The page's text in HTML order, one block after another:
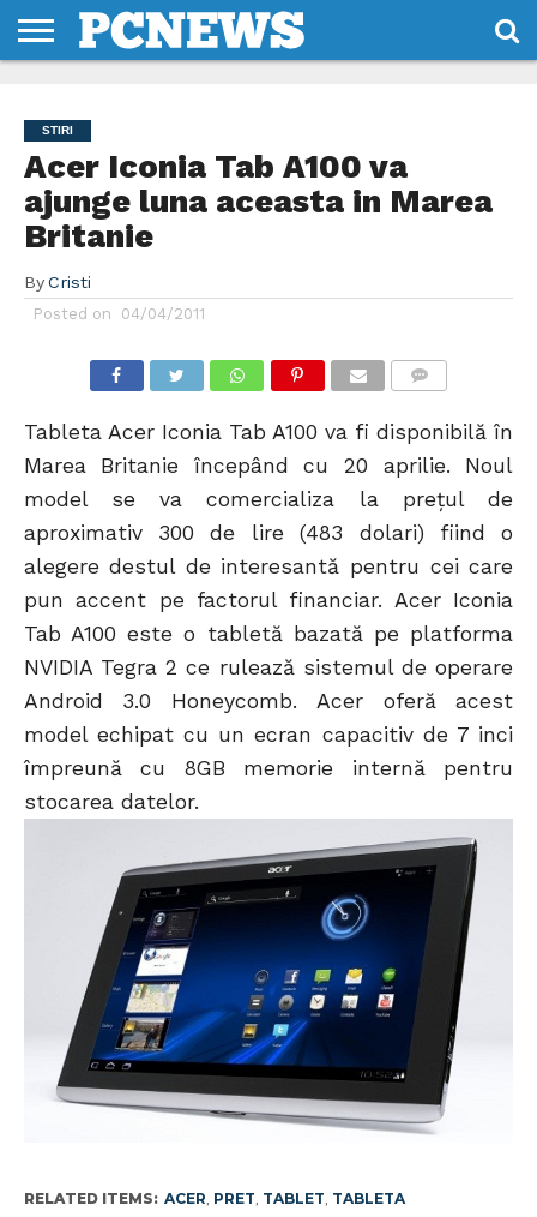
NOI
SI
CONDITII
STIRI
Acer Iconia Tab A100 va
ajunge luna aceasta in Marea
Britanie
By Cristi
Posted on 04/04/2011
Tableta Acer Iconia Tab A100 va fi disponibilă în
Marea Britanie începând cu 20 aprilie. Noul
model se va comercializa la prețul de
aproximativ 300 de lire (483 dolari) fiind o
alegere destul de interesantă pentru cei care
pun accent pe factorul financiar. Acer Iconia
Tab A100 este o tabletă bazată pe platforma
NVIDIA Tegra 2 ce rulează sistemul de operare
Android 3.0 Honeycomb. Acer oferă acest
model echipat cu un ecran capacitiv de 7 inci
împreună cu 8GB memorie internă pentru
stocarea datelor.
RELATED ITEMS: ACER, PRET, TABLET, TABLETA